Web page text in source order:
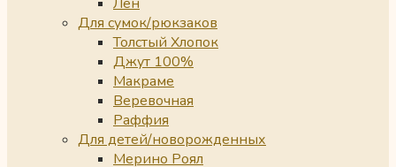
Для сумок/рюкзаков
Толстый Хлопок
Джут 100%
Макраме
Веревочная
Раффия
Для детей/новорожденных
Мерино Роял